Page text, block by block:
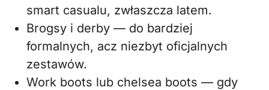
smart casualu, zwłaszcza latem.
Brogsy i derby — do bardziej
formalnych, acz niezbyt oficjalnych
zestawów.
Work boots lub chelsea boots — gdy